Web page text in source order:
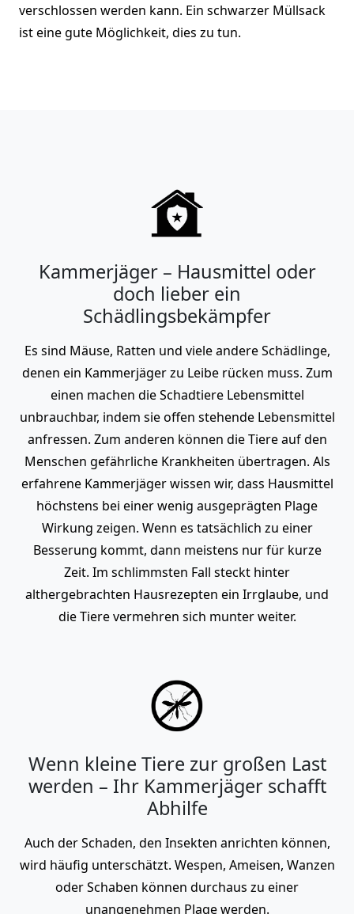
verschlossen werden kann. Ein schwarzer Müllsack
ist eine gute Möglichkeit, dies zu tun.
Kammerjäger – Hausmittel oder
doch lieber ein
Schädlingsbekämpfer
Es sind Mäuse, Ratten und viele andere Schädlinge,
denen ein Kammerjäger zu Leibe rücken muss. Zum
einen machen die Schadtiere Lebensmittel
unbrauchbar, indem sie offen stehende Lebensmittel
anfressen. Zum anderen können die Tiere auf den
Menschen gefährliche Krankheiten übertragen. Als
erfahrene Kammerjäger wissen wir, dass Hausmittel
höchstens bei einer wenig ausgeprägten Plage
Wirkung zeigen. Wenn es tatsächlich zu einer
Besserung kommt, dann meistens nur für kurze
Zeit. Im schlimmsten Fall steckt hinter
althergebrachten Hausrezepten ein Irrglaube, und
die Tiere vermehren sich munter weiter.
Wenn kleine Tiere zur großen Last
werden – Ihr Kammerjäger schafft
Abhilfe
Auch der Schaden, den Insekten anrichten können,
wird häufig unterschätzt. Wespen, Ameisen, Wanzen
oder Schaben können durchaus zu einer
unangenehmen Plage werden.